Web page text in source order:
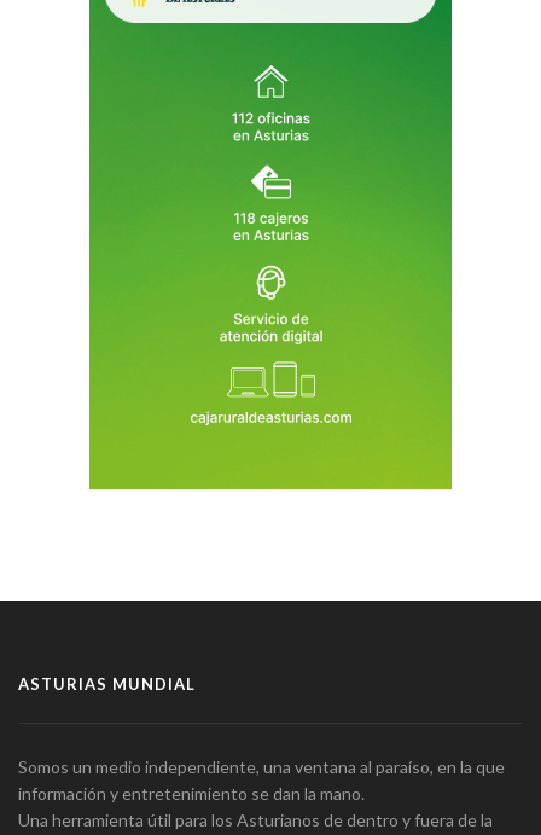
ASTURIAS MUNDIAL
Somos un medio independiente, una ventana al paraíso, en la que
información y entretenimiento se dan la mano.
Una herramienta útil para los Asturianos de dentro y fuera de la